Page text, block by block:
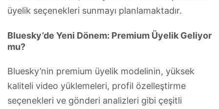
üyelik seçenekleri sunmayı planlamaktadır.
Bluesky’de Yeni Dönem: Premium Üyelik Geliyor
mu?
Bluesky’nin premium üyelik modelinin, yüksek
kaliteli video yüklemeleri, profil özelleştirme
seçenekleri ve gönderi analizleri gibi çeşitli